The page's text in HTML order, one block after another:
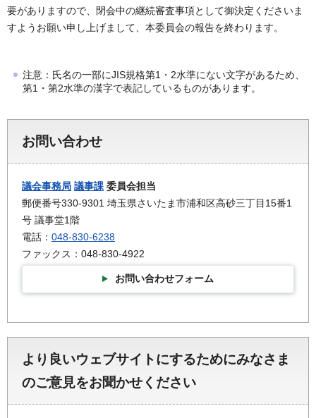
要がありますので、閉会中の継続審査事項として御決定くださいま
すようお願い申し上げまして、本委員会の報告を終わります。
注意：氏名の一部にJIS規格第1・2水準にない文字があるため、
第1・第2水準の漢字で表記しているものがあります。
お問い合わせ
議会事務局 議事課 委員会担当
郵便番号330-9301 埼玉県さいたま市浦和区高砂三丁目15番1
号 議事堂1階
電話： 048-830-6238
ファックス：048-830-4922
お問い合わせフォーム
より良いウェブサイトにするためにみなさま
のご意見をお聞かせください